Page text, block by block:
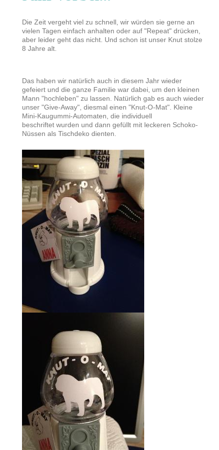
Die Zeit vergeht viel zu schnell, wir würden sie gerne an
vielen Tagen einfach anhalten oder auf "Repeat" drücken,
aber leider geht das nicht. Und schon ist unser Knut stolze
8 Jahre alt.
Das haben wir natürlich auch in diesem Jahr wieder
gefeiert und die ganze Familie war dabei, um den kleinen
Mann "hochleben" zu lassen. Natürlich gab es auch wieder
unser "Give-Away", diesmal einen "Knut-O-Mat". Kleine
Mini-Kaugummi-Automaten, die individuell
beschriftet wurden und dann gefüllt mit leckeren Schoko-
Nüssen als Tischdeko dienten.